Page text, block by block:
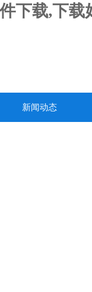
下载,下
新闻动态